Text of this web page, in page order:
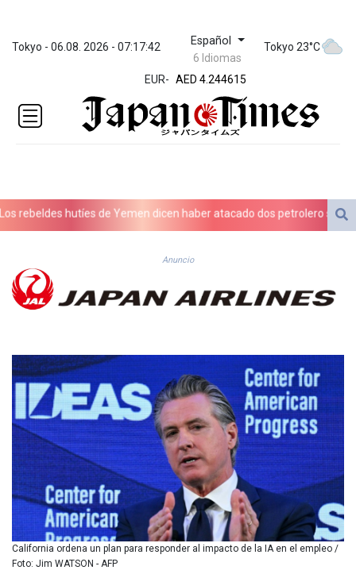
Tokyo - 06.08. 2026 - 07:17:42 Español
6 Idiomas
Tokyo 23°C
EUR-
ZWL 372.116224
AED 4.244615
AED 4.244615
AFN 76.271918
ALL 93.366197
AMD
ARS
1729.175777
AWG 2.083045
BAM 1.957599
BBD 2.326338
BIF 3458.258419
BMD 1.155642
BND 1.481061
BOB 14.027586
BRL 5.93827
BSD 1.155061
BTN 109.807426
BWP 15.663325
BYN 3.416139
BYR
22650.58146
BZD 2.322984
hutíes de Yemen dicen haber atacado dos petrolero sauditas
Anuncio
California ordena un plan para responder al impacto de la IA en el empleo /
Foto: Jim WATSON - AFP